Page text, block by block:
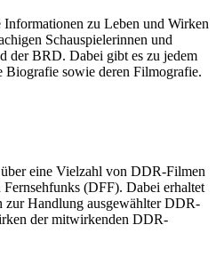
zu Leben und Wirken
Schauspielerinnen und
der BRD. Dabei gibt es zu jedem
Biografie sowie deren Filmografie.
eine Vielzahl von DDR-Filmen
(DFF). Dabei erhaltet
zur Handlung ausgewählter DDR-
der mitwirkenden DDR-